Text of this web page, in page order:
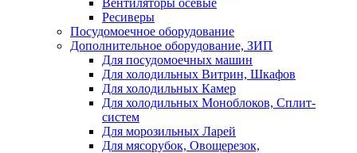
Вентиляторы осевые
Ресиверы
Посудомоечное оборудование
Дополнительное оборудование, ЗИП
Для посудомоечных машин
Для холодильных Витрин, Шкафов
Для холодильных Камер
Для холодильных Моноблоков, Сплит-
систем
Для морозильных Ларей
Для мясорубок, Овощерезок,